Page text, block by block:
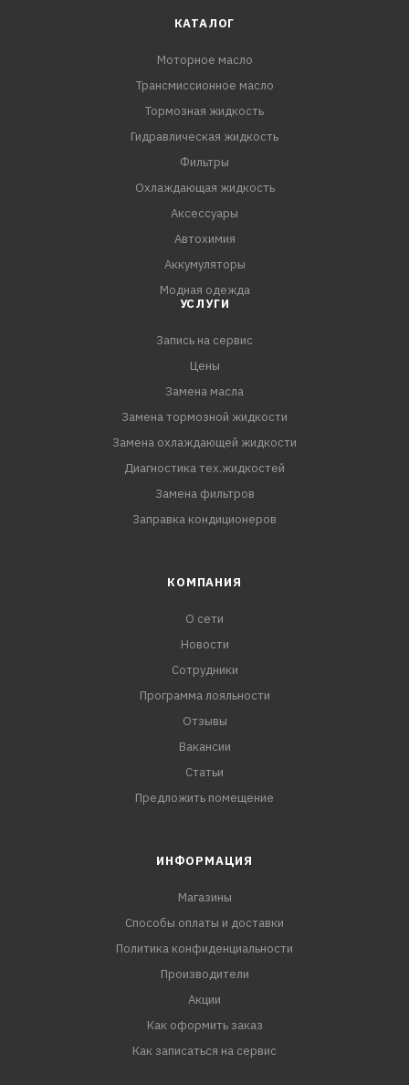
КАТАЛОГ
Моторное масло
Трансмиссионное масло
Тормозная жидкость
Гидравлическая жидкость
Фильтры
Охлаждающая жидкость
Аксессуары
Автохимия
Аккумуляторы
Модная одежда
УСЛУГИ
Запись на сервис
Цены
Замена масла
Замена тормозной жидкости
Замена охлаждающей жидкости
Диагностика тех.жидкостей
Замена фильтров
Заправка кондиционеров
КОМПАНИЯ
О сети
Новости
Сотрудники
Программа лояльности
Отзывы
Вакансии
Статьи
Предложить помещение
ИНФОРМАЦИЯ
Магазины
Способы оплаты и доставки
Политика конфиденциальности
Производители
Акции
Как оформить заказ
Как записаться на сервис